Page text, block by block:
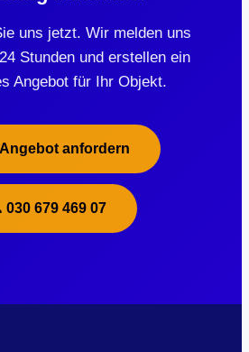
uns jetzt. Wir melden uns
Stunden und erstellen ein
Angebot für Ihr Objekt.
anfordern
030 679 469 07